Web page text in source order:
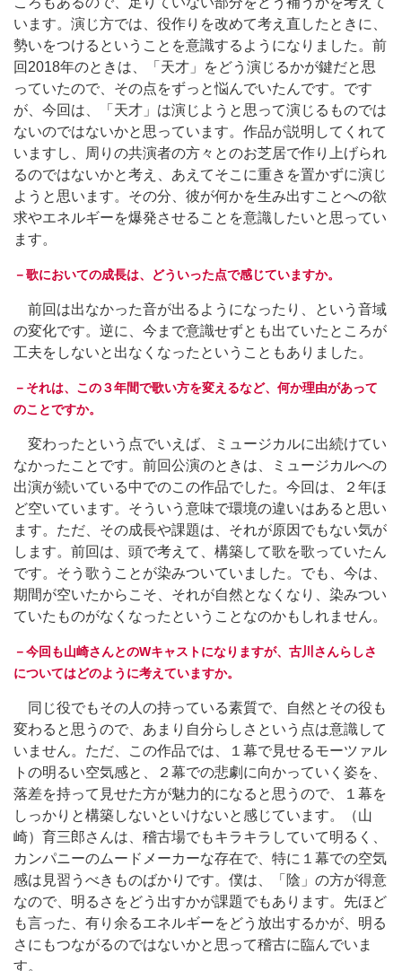
います。演じ方では、役作りを改めて考え直したときに、
勢いをつけるということを意識するようになりました。前
回2018年のときは、「天才」をどう演じるかが鍵だと思
っていたので、その点をずっと悩んでいたんです。です
が、今回は、「天才」は演じようと思って演じるものでは
ないのではないかと思っています。作品が説明してくれて
いますし、周りの共演者の方々とのお芝居で作り上げられ
るのではないかと考え、あえてそこに重きを置かずに演じ
ようと思います。その分、彼が何かを生み出すことへの欲
求やエネルギーを爆発させることを意識したいと思ってい
ます。
－歌においての成長は、どういった点で感じていますか。
前回は出なかった音が出るようになったり、という音域
の変化です。逆に、今まで意識せずとも出ていたところが
工夫をしないと出なくなったということもありました。
－それは、この３年間で歌い方を変えるなど、何か理由があって
のことですか。
変わったという点でいえば、ミュージカルに出続けてい
なかったことです。前回公演のときは、ミュージカルへの
出演が続いている中でのこの作品でした。今回は、２年ほ
ど空いています。そういう意味で環境の違いはあると思い
ます。ただ、その成長や課題は、それが原因でもない気が
します。前回は、頭で考えて、構築して歌を歌っていたん
です。そう歌うことが染みついていました。でも、今は、
期間が空いたからこそ、それが自然となくなり、染みつい
ていたものがなくなったということなのかもしれません。
－今回も山崎さんとのWキャストになりますが、古川さんらしさ
についてはどのように考えていますか。
同じ役でもその人の持っている素質で、自然とその役も
変わると思うので、あまり自分らしさという点は意識して
いません。ただ、この作品では、１幕で見せるモーツァル
トの明るい空気感と、２幕での悲劇に向かっていく姿を、
落差を持って見せた方が魅力的になると思うので、１幕を
しっかりと構築しないといけないと感じています。（山
崎）育三郎さんは、稽古場でもキラキラしていて明るく、
カンパニーのムードメーカーな存在で、特に１幕での空気
感は見習うべきものばかりです。僕は、「陰」の方が得意
なので、明るさをどう出すかが課題でもあります。先ほど
も言った、有り余るエネルギーをどう放出するかが、明る
さにもつながるのではないかと思って稽古に臨んでいま
す。